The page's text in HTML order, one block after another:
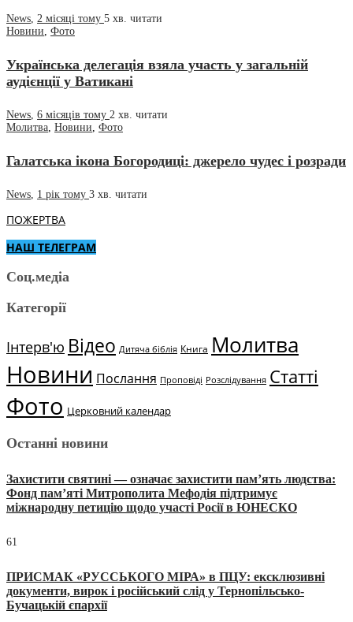
News 2 місяці тому 5 хв. читати
Новини Фото
Українська делегація взяла участь у загальній
аудієнції у Ватикані
News 6 місяців тому 2 хв. читати
Молитва Новини Фото
Галатська ікона Богородиці: джерело чудес і розради
News 1 рік тому 3 хв. читати
ПОЖЕРТВА
НАШ ТЕЛЕГРАМ
Соц.медіа
Категорії
Інтерв'ю Відео Дитяча біблія Книга Молитва
Новини Послання Проповіді Розслідування Статті
Фото Церковний календар
Останні новини
Захистити святині — означає захистити пам’ять людства:
Фонд пам’яті Митрополита Мефодія підтримує
міжнародну петицію щодо участі Росії в ЮНЕСКО
61
ПРИСМАК «РУССЬКОГО МІРА» в ПЦУ: ексклюзивні
документи, вирок і російський слід у Тернопільсько-
Бучацькій єпархії